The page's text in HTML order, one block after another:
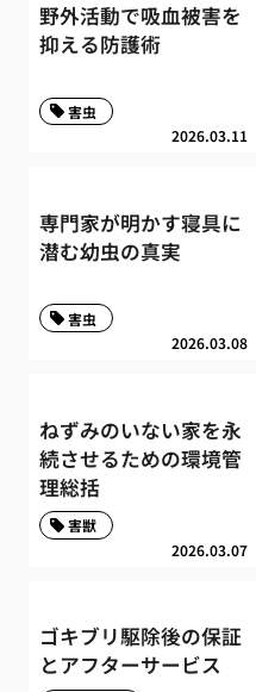
野外活動で吸血被害を
抑える防護術
2026.03.11
害虫
専門家が明かす寝具に
潜む幼虫の真実
2026.03.08
害虫
ねずみのいない家を永
続させるための環境管
理総括
2026.03.07
害獣
ゴキブリ駆除後の保証
とアフターサービス